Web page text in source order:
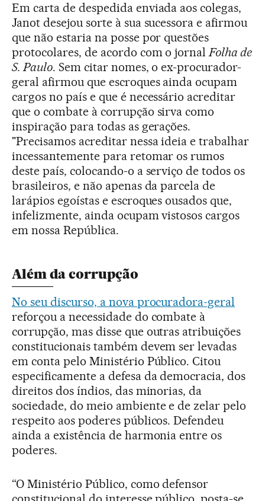
Em carta de despedida enviada aos colegas,
Janot desejou sorte à sua sucessora e afirmou
que não estaria na posse por questões
protocolares, de acordo com o jornalFolha de
S. Paulo. Sem citar nomes, o ex-procurador-
geral afirmou que escroques ainda ocupam
cargos no país e que é necessário acreditar
que o combate à corrupção sirva como
inspiração para todas as gerações.
"Precisamos acreditar nessa ideia e trabalhar
incessantemente para retomar os rumos
deste país, colocando-o a serviço de todos os
brasileiros, e não apenas da parcela de
larápios egoístas e escroques ousados que,
infelizmente, ainda ocupam vistosos cargos
em nossa República.
Além da corrupção
No seu discurso, a nova procuradora-geral
reforçou a necessidade do combate à
corrupção, mas disse que outras atribuições
constitucionais também devem ser levadas
em conta pelo Ministério Público. Citou
especificamente a defesa da democracia, dos
direitos dos índios, das minorias, da
sociedade, do meio ambiente e de zelar pelo
respeito aos poderes públicos. Defendeu
ainda a existência de harmonia entre os
poderes.
“O Ministério Público, como defensor